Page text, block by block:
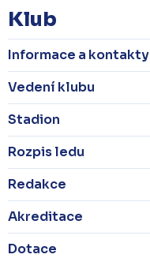
Klub
Informace a kontakty
Vedení klubu
Stadion
Rozpis ledu
Redakce
Akreditace
Dotace